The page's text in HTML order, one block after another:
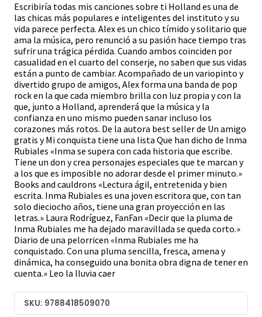
Escribiría todas mis canciones sobre ti Holland es una de
las chicas más populares e inteligentes del instituto y su
vida parece perfecta. Alex es un chico tímido y solitario que
ama la música, pero renunció a su pasión hace tiempo tras
sufrir una trágica pérdida. Cuando ambos coinciden por
casualidad en el cuarto del conserje, no saben que sus vidas
están a punto de cambiar. Acompañado de un variopinto y
divertido grupo de amigos, Alex forma una banda de pop
rock en la que cada miembro brilla con luz propia y con la
que, junto a Holland, aprenderá que la música y la
confianza en uno mismo pueden sanar incluso los
corazones más rotos. De la autora best seller de Un amigo
gratis y Mi conquista tiene una lista Que han dicho de Inma
Rubiales «Inma se supera con cada historia que escribe.
Tiene un don y crea personajes especiales que te marcan y
a los que es imposible no adorar desde el primer minuto.»
Books and cauldrons «Lectura ágil, entretenida y bien
escrita. Inma Rubiales es una joven escritora que, con tan
solo dieciocho años, tiene una gran proyección en las
letras.» Laura Rodríguez, FanFan «Decir que la pluma de
Inma Rubiales me ha dejado maravillada se queda corto.»
Diario de una pelorricen «Inma Rubiales me ha
conquistado. Con una pluma sencilla, fresca, amena y
dinámica, ha conseguido una bonita obra digna de tener en
cuenta.» Leo la lluvia caer
SKU: 9788418509070